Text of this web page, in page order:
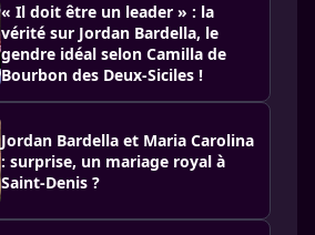
« Il doit être un leader » : la
vérité sur Jordan Bardella, le
gendre idéal selon Camilla de
Bourbon des Deux-Siciles !
Jordan Bardella et Maria Carolina
: surprise, un mariage royal à
Saint-Denis ?